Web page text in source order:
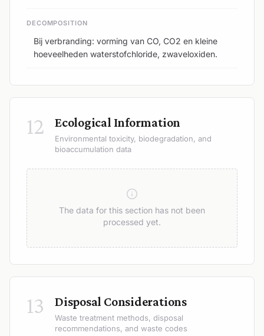
DECOMPOSITION
Bij verbranding: vorming van CO, CO2 en kleine
hoeveelheden waterstofchloride, zwaveloxiden.
12 Ecological Information
Environmental toxicity, biodegradation, and
bioaccumulation data
The data for this section has not been
processed yet.
13 Disposal Considerations
Waste treatment methods, disposal
recommendations, and waste codes